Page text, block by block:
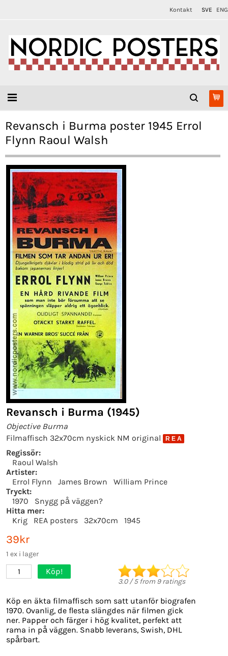
Kontakt SVE ENG
Revansch i Burma poster 1945 Errol
Flynn Raoul Walsh
Revansch i Burma (1945)
Objective Burma
Filmaffisch 32x70cm nyskick NM original
R E A
Regissör:
Raoul Walsh
Artister:
Errol Flynn
James Brown
William Prince
Tryckt:
1970
Snygg på väggen?
Hitta mer:
Krig
REA posters 32x70cm 1945
39kr
1 ex i lager
1 Köp!
3.0/5from 9ratings
Köp en äkta filmaffisch som satt utanför biografen
1970. Ovanlig, de flesta slängdes när filmen gick
ner. Papper och färger i hög kvalitet, perfekt att
rama in på väggen. Snabb leverans, Swish, DHL
spårbart.